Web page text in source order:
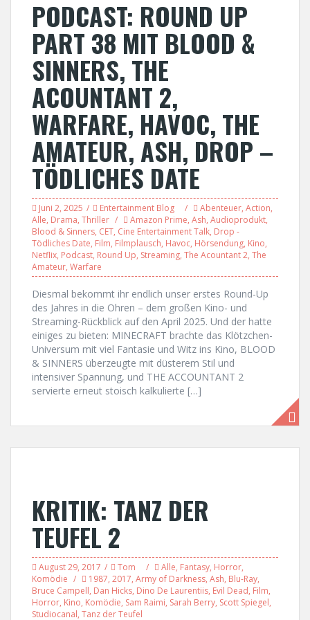
PODCAST: ROUND UP
PART 38 MIT BLOOD &
SINNERS, THE
ACOUNTANT 2,
WARFARE, HAVOC, THE
AMATEUR, ASH, DROP –
TÖDLICHES DATE
Juni 2, 2025 Entertainment Blog Abenteuer, Action,
Alle, Drama, Thriller Amazon Prime, Ash, Audioprodukt,
Blood & Sinners, CET, Cine Entertainment Talk, Drop -
Tödliches Date, Film, Filmplausch, Havoc, Hörsendung, Kino,
Netflix, Podcast, Round Up, Streaming, The Acountant 2, The
Amateur, Warfare
Diesmal bekommt ihr endlich unser erstes Round-Up
des Jahres in die Ohren – dem großen Kino- und
Streaming-Rückblick auf den April 2025. Und der hatte
einiges zu bieten: MINECRAFT brachte das Klötzchen-
Universum mit viel Fantasie und Witz ins Kino, BLOOD
& SINNERS überzeugte mit düsterem Stil und
intensiver Spannung, und THE ACCOUNTANT 2
servierte erneut stoisch kalkulierte […]
KRITIK: TANZ DER
TEUFEL 2
August 29, 2017 Tom Alle, Fantasy, Horror,
Komödie
1987, 2017, Army of Darkness, Ash, Blu-Ray,
Bruce Campell, Dan Hicks, Dino De Laurentiis, Evil Dead, Film,
Horror, Kino, Komödie, Sam Raimi, Sarah Berry, Scott Spiegel,
Studiocanal, Tanz der Teufel